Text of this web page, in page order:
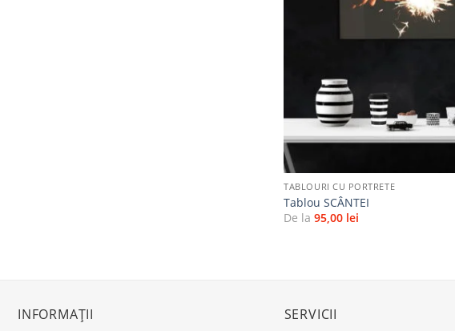
TABLOURI CU PORTRETE
Tablou SCÂNTEI
De la95,00 lei
INFORMAȚII SERVICII